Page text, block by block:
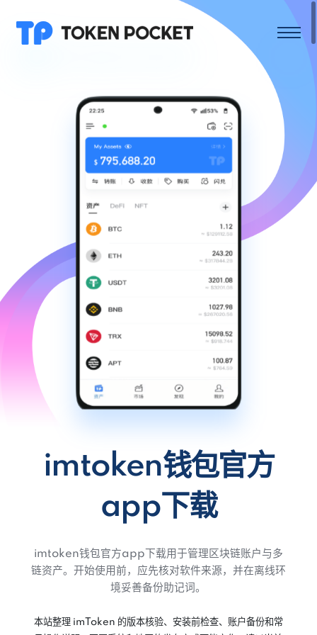
imtoken钱包官方
app下载
imtoken钱包官方app下载用于管理区块链账户与多
链资产。开始使用前，应先核对软件来源，并在离线环
境妥善备份助记词。
本站整理 imToken 的版本核验、安装前检查、账户备份和常